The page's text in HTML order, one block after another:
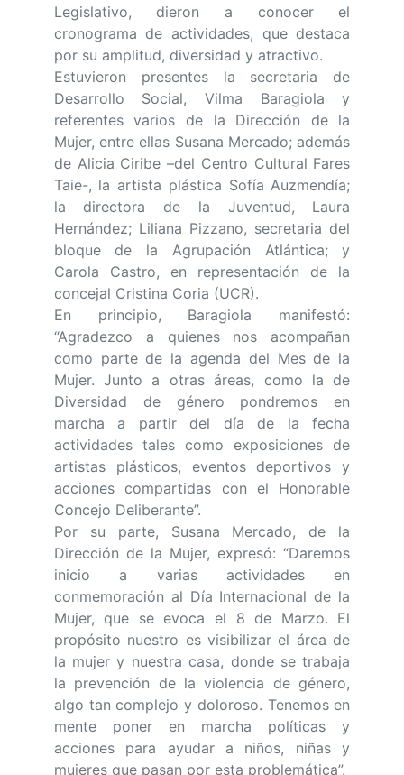
Legislativo, dieron a conocer el
cronograma de actividades, que destaca
por su amplitud, diversidad y atractivo.
Estuvieron presentes la secretaria de
Desarrollo Social, Vilma Baragiola y
referentes varios de la Dirección de la
Mujer, entre ellas Susana Mercado; además
de Alicia Ciribe –del Centro Cultural Fares
Taie-, la artista plástica Sofía Auzmendía;
la directora de la Juventud, Laura
Hernández; Liliana Pizzano, secretaria del
bloque de la Agrupación Atlántica; y
Carola Castro, en representación de la
concejal Cristina Coria (UCR).
En principio, Baragiola manifestó:
“Agradezco a quienes nos acompañan
como parte de la agenda del Mes de la
Mujer. Junto a otras áreas, como la de
Diversidad de género pondremos en
marcha a partir del día de la fecha
actividades tales como exposiciones de
artistas plásticos, eventos deportivos y
acciones compartidas con el Honorable
Concejo Deliberante”.
Por su parte, Susana Mercado, de la
Dirección de la Mujer, expresó: “Daremos
inicio a varias actividades en
conmemoración al Día Internacional de la
Mujer, que se evoca el 8 de Marzo. El
propósito nuestro es visibilizar el área de
la mujer y nuestra casa, donde se trabaja
la prevención de la violencia de género,
algo tan complejo y doloroso. Tenemos en
mente poner en marcha políticas y
acciones para ayudar a niños, niñas y
mujeres que pasan por esta problemática”.